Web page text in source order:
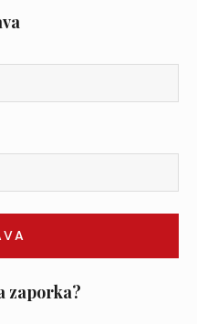
zaporka?